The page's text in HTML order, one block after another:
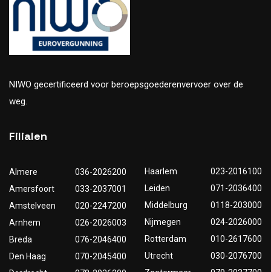
NIWO gecertificeerd voor beroepsgoederenvervoer over de
weg.
Filialen
Almere
036-2026200
Amersfoort
033-2037001
Amstelveen
020-2247200
Arnhem
026-2026003
Breda
076-2046400
Den Haag
070-2045400
Haarlem
023-2016100
Leiden
071-2036400
Middelburg
0118-203000
Nijmegen
024-2026000
Rotterdam
010-2617600
Utrecht
030-2076700